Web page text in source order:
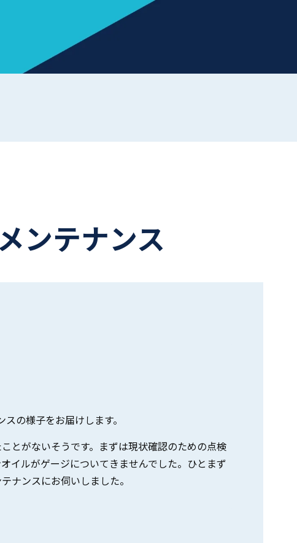
ンテナンス
の様子をお届けします。
とがないそうです。まずは現状確認のための点検
イルがゲージについてきませんでした。ひとまず
ナンスにお伺いしました。